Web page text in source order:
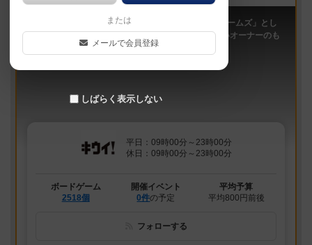
「キウイ！」は、2011年9月大阪日本橋で「キウイゲームズ」とし
てスタートしたボードゲームカフェです。 今は新しいオーナーのも
平日：09時00分～23時00分
休日：09時00分～23時00分
ボードゲーム
2518個
開催イベント
0件の予定
平均予算
平均800円前後
フォローする
または
メールで会員登録
しばらく表示しない